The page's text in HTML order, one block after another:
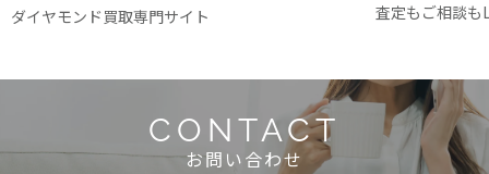
ダイヤモンド買取専門サイト 査定もご相談も
CONTACT
お問い合わせ